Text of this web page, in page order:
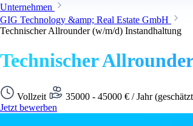
Unternehmen
GIG Technology &amp; Real Estate GmbH
Technischer Allrounder (w/m/d) Instandhaltung
Technischer
Vollzeit 35000 - 45000 € / Jahr
Jetzt bewerben